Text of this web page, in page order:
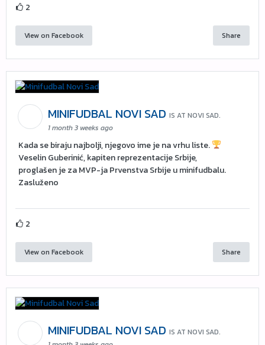
2
View on Facebook Share
MINIFUDBAL NOVI SAD IS AT NOVI SAD.
1 month 3 weeks ago
Kada se biraju najbolji, njegovo ime je na vrhu liste.
Veselin Guberinić, kapiten reprezentacije Srbije,
proglašen je za MVP-ja Prvenstva Srbije u minifudbalu.
Zasluženo
2
View on Facebook Share
MINIFUDBAL NOVI SAD IS AT NOVI SAD.